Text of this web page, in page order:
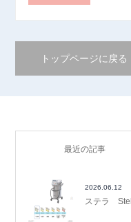
トップページに戻る
最近の記事
2026.06.12
ステラ